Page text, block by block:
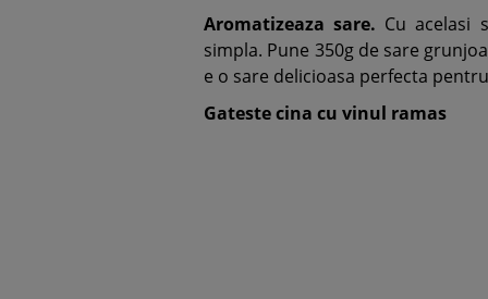
Aromatizeaza sare. Cu acelasi
simpla. Pune 350g de sare
e o sare delicioasa perfecta
Gateste cina cu vinul ramas